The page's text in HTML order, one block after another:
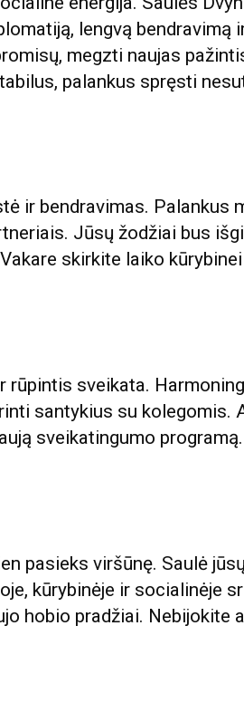
lengvą bendravimą
megzti naujas
palankus spręsti
ir bendravimas. Palankus
Jūsų žodžiai bus
skirkite laiko
rūpintis sveikata.
santykius su kolegomis.
sveikatingumo
pasieks viršūnę. Saulė
kūrybinėje ir socialinėje
hobio pradžiai.